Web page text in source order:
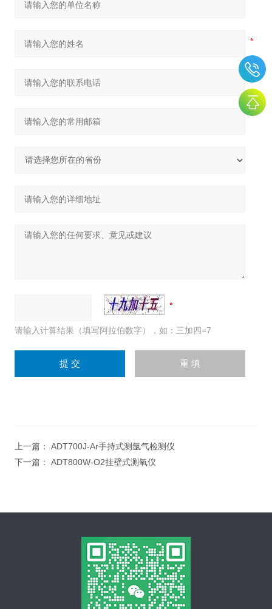
请输入计算结果（填写阿拉伯数字），如：三加四=7
上一篇： ADT700J-Ar手持式测氩气检测仪
下一篇： ADT800W-O2挂壁式测氧仪